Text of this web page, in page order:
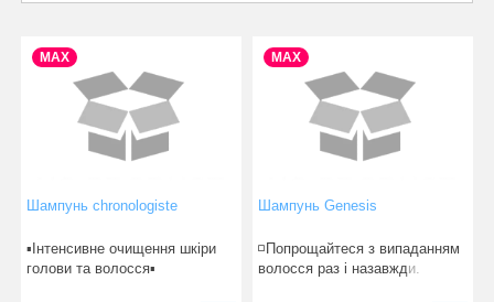
MAX
Шампунь chronologiste
▪️Інтенсивне очищення шкіри
голови та волосся▪️
MAX
Шампунь Genesis
◽️Попрощайтеся з випаданням
волосся раз і назавжди.